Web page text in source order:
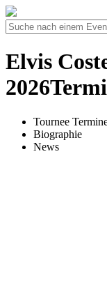
Elvis
Tournee
Biographie
News